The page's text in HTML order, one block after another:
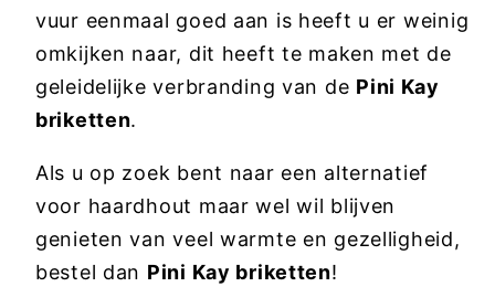
vuur eenmaal goed aan is heeft u er weinig
omkijken naar, dit heeft te maken met de
geleidelijke verbranding van de Pini Kay
briketten.
Als u op zoek bent naar een alternatief
voor haardhout maar wel wil blijven
genieten van veel warmte en gezelligheid,
bestel dan Pini Kay briketten!